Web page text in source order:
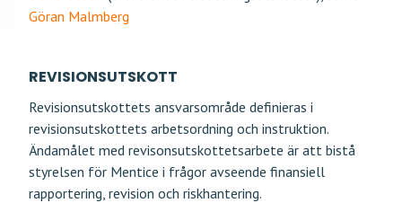
Göran Malmberg
REVISIONSUTSKOTT
Revisionsutskottets ansvarsområde definieras i
revisionsutskottets arbetsordning och instruktion.
Ändamålet med revisonsutskottetsarbete är att bistå
styrelsen för Mentice i frågor avseende finansiell
rapportering, revision och riskhantering.